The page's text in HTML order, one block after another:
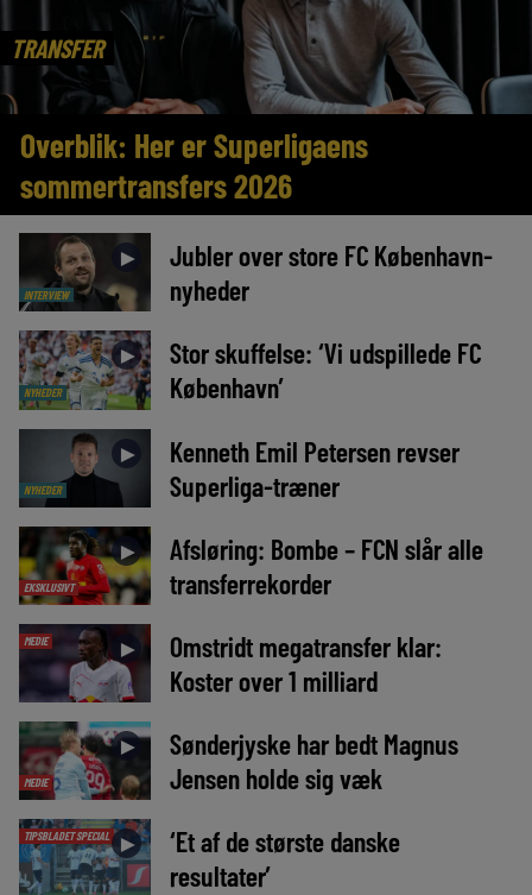
TRANSFER
Overblik: Her er Superligaens
sommertransfers 2026
INTERVIEW
►
Jubler over store FC København-
nyheder
NYHEDER
►
Stor skuffelse: ‘Vi udspillede FC
København’
NYHEDER
►
Kenneth Emil Petersen revser
Superliga-træner
EKSKLUSIVT
►
Afsløring: Bombe – FCN slår alle
transferrekorder
MEDIE ►
Omstridt megatransfer klar:
Koster over 1 milliard
MEDIE
►
Sønderjyske har bedt Magnus
Jensen holde sig væk
TIPSBLADET SPECIAL ►
‘Et af de største danske
resultater’